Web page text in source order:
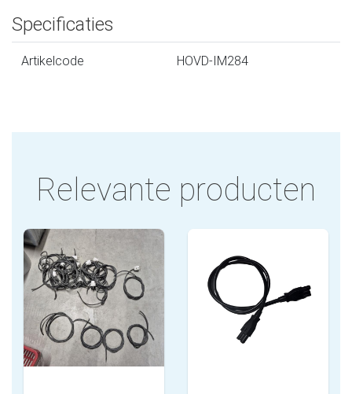
Specificaties
Artikelcode HOVD-IM284
Relevante producten